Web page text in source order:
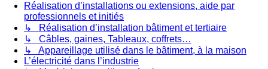
Réalisation d’installations ou extensions, aide par
professionnels et initiés
↳ Réalisation d’installation bâtiment et tertiaire
↳ Câbles, gaines, Tableaux, coffrets…
↳ Appareillage utilisé dans le bâtiment, à la maison
L’électricité dans l’industrie